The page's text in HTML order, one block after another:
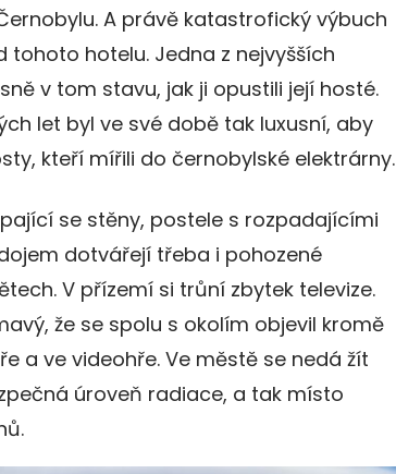
A právě katastrofický výbuch
tohoto hotelu. Jedna z nejvyšších
v tom stavu, jak ji opustili její hosté.
let byl ve své době tak luxusní, aby
kteří mířili do černobylské elektrárny.
se stěny, postele s rozpadajícími
dotvářejí třeba i pohozené
V přízemí si trůní zbytek televize.
že se spolu s okolím objevil kromě
a ve videohře. Ve městě se nedá žít
úroveň radiace, a tak místo